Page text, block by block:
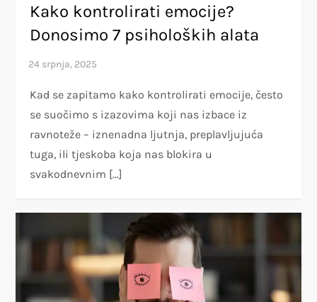
Kako kontrolirati emocije?
Donosimo 7 psiholoških alata
Kad se zapitamo kako kontrolirati emocije, često
se suočimo s izazovima koji nas izbace iz
ravnoteže – iznenadna ljutnja, preplavljujuća
tuga, ili tjeskoba koja nas blokira u
svakodnevnim […]